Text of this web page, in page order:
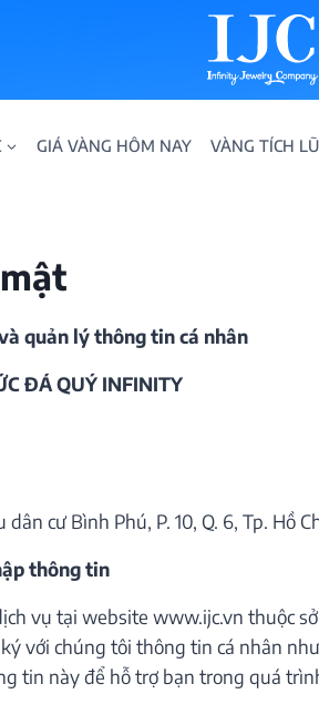
NEW
GIÁ VÀNG HÔM NAY VÀNG TÍCH
quản lý thông tin cá nhân
ĐÁ QUÝ INFINITY
cư Bình Phú, P. 10, Q. 6, Tp. Hồ
thông tin
vụ tại website www.ijc.vn thuộc
với chúng tôi thông tin cá nhân
tin này để hỗ trợ bạn trong quá